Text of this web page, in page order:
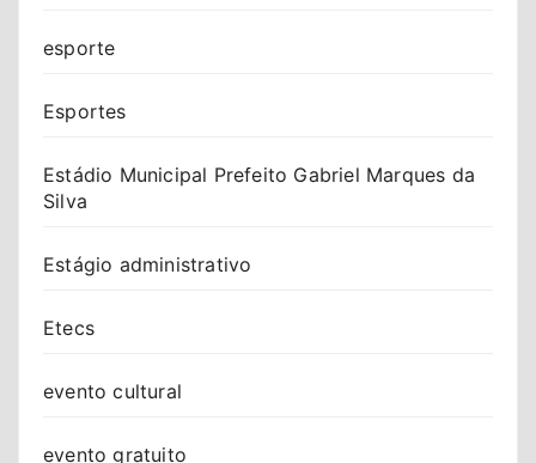
esporte
Esportes
Estádio Municipal Prefeito Gabriel Marques da
Silva
Estágio administrativo
Etecs
evento cultural
evento gratuito